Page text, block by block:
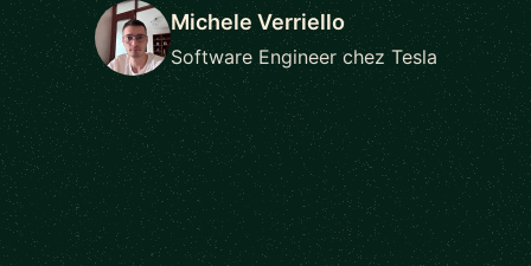
Michele Verriello
Software Engineer chez Tesla